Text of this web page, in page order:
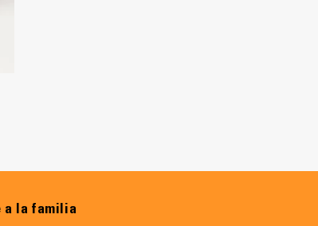
a la familia